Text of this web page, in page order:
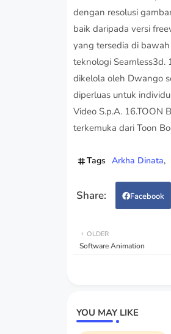
Tags Arkha Dinata
Facebook
OLDER
Software Animation
YOU MAY LIKE